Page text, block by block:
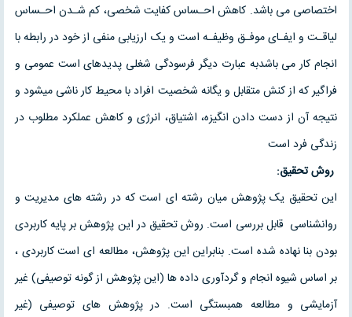
اختصاصی می باشد. کاهش احـساس کفایت شخصی، کم شـدن احـساس
لیاقـت و ایفـای موفـق وظیفـه است و یک ارزیابی منفی از خود در رابطه با
انجام کار می باشدبه عبارت دیگر فرسودگی شغلی پدیده­ای است عمومی و
فراگیر که از کنش متقابل و یگانه شخصیت افراد با محیط کار ناشی می­شود و
نتیجه آن از دست دادن انگیزه، اشتیاق، انرژی و کاهش عملکرد مطلوب در
زندگی فرد است
روش تحقیق:
این تحقیق یک پژوهش میان رشته ای است که در رشته های مدیریت و
روانشناسی قابل بررسی است. روش تحقیق در این پژوهش بر پایه کاربردی
بودن بنا نهاده شده است. بنابراین این پژوهش، مطالعه ای است کاربردی ،
بر اساس شیوه انجام و گردآوری داده ها (­این پژوهش از گونه توصیفی) غیر
آزمایشی و مطالعه همبستگی است. در پژوهش های توصیفی (غیر